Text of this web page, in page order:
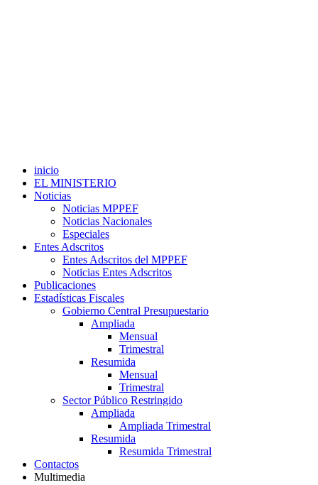
inicio
EL MINISTERIO
Noticias
Noticias MPPEF
Noticias Nacionales
Especiales
Entes Adscritos
Entes Adscritos del MPPEF
Noticias Entes Adscritos
Publicaciones
Estadísticas Fiscales
Gobierno Central Presupuestario
Ampliada
Mensual
Trimestral
Resumida
Mensual
Trimestral
Sector Público Restringido
Ampliada
Ampliada Trimestral
Resumida
Resumida Trimestral
Contactos
Multimedia